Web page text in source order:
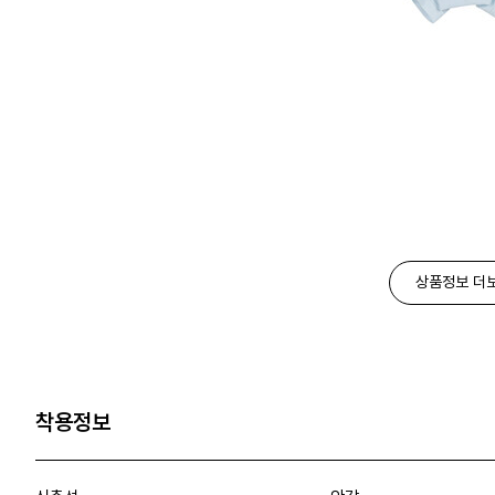
상품정보 더
착용정보